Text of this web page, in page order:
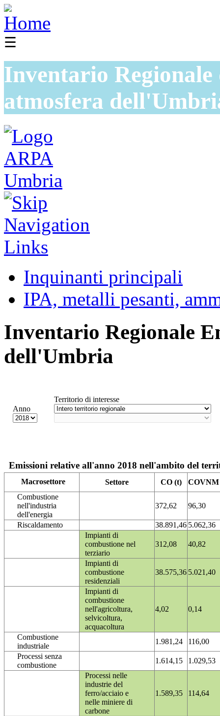
☰
Inventario
atmosfera
Inquinanti principali
IPA, metalli pesanti,
Inventario Regionale
dell'Umbria
Anno
Territorio di interesse
Emissioni relative all'anno 2018 nell'ambito del
Macrosettore Settore CO (t)
COVNM
Combustione
nell'industria
dell'energia
372,62 96,30
Riscaldamento 38.891,46 5.062,36
Impianti di
combustione nel
terziario
312,08 40,82
Impianti di
combustione
residenziali
38.575,36 5.021,40
Impianti di
combustione
nell'agricoltura,
selvicoltura,
acquacoltura
4,02 0,14
Combustione
industriale
1.981,24
116,00
Processi senza
combustione
1.614,15
1.029,53
Processi nelle
industrie del
ferro/acciaio e
nelle miniere di
carbone
1.589,35 114,64